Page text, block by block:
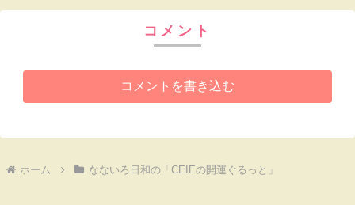
コメント
コメントを書き込む
ホーム なないろ日和の「CEIEの開運ぐるっと」